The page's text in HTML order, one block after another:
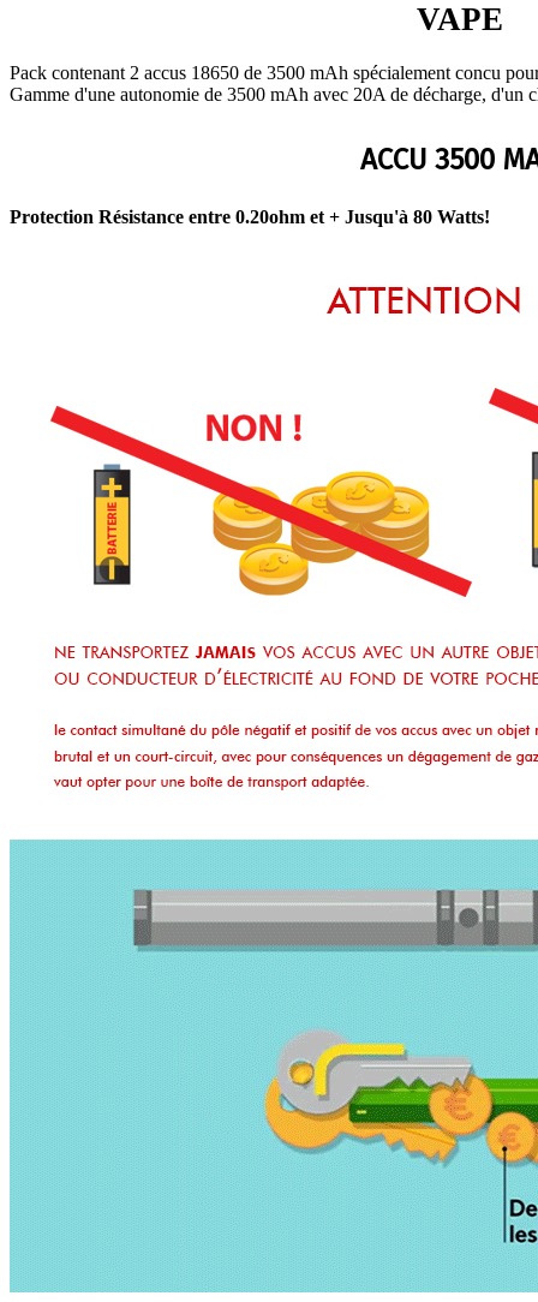
VAPE
Pack contenant 2 accus 18650 de 3500 mAh spécialement concu
Gamme d'une autonomie de 3500 mAh avec 20A de décharge, d'un
ACCU 3500
Protection Résistance entre 0.20ohm et + Jusqu'à 80 Watts!